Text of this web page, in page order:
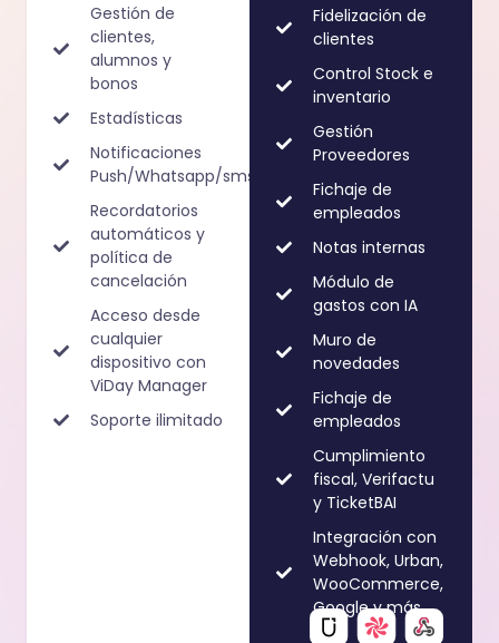
Gestión de
clientes,
alumnos y
bonos
Estadísticas
Notificaciones
Push/Whatsapp/sms
Recordatorios
automáticos y
política de
cancelación
Acceso desde
cualquier
dispositivo con
ViDay Manager
Soporte ilimitado
Fidelización de
clientes
Control Stock e
inventario
Gestión
Proveedores
Fichaje de
empleados
Notas internas
Módulo de
gastos con IA
Muro de
novedades
Fichaje de
empleados
Cumplimiento
fiscal, Verifactu
y TicketBAI
Integración con
Webhook, Urban,
WooCommerce,
Google y más